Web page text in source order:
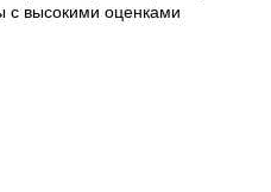
с высокими оценками